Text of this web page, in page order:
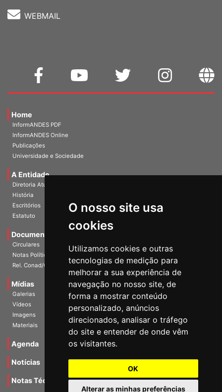
O nosso site usa
cookies
Utilizamos cookies e outras
tecnologias de medição para
melhorar a sua experiência de
navegação no nosso site, de
forma a mostrar conteúdo
personalizado, anúncios
direcionados, analisar o tráfego
do site e entender de onde vêm
os visitantes.
OK
Alterar as minhas preferências
WEBMAIL
Home
InformANDES PDF
InformANDES Online
Publicações
Universidade e Sociedade
A Entidade
Diretoria Atual
História
Escritórios
Estatuto
Documentos
Circulares
Notas Políticas
Rel. Conad/Congresso
Mídias
Galerias
Vídeos
Imagens
Materiais
Agenda
Notícias
Notas Técnicas